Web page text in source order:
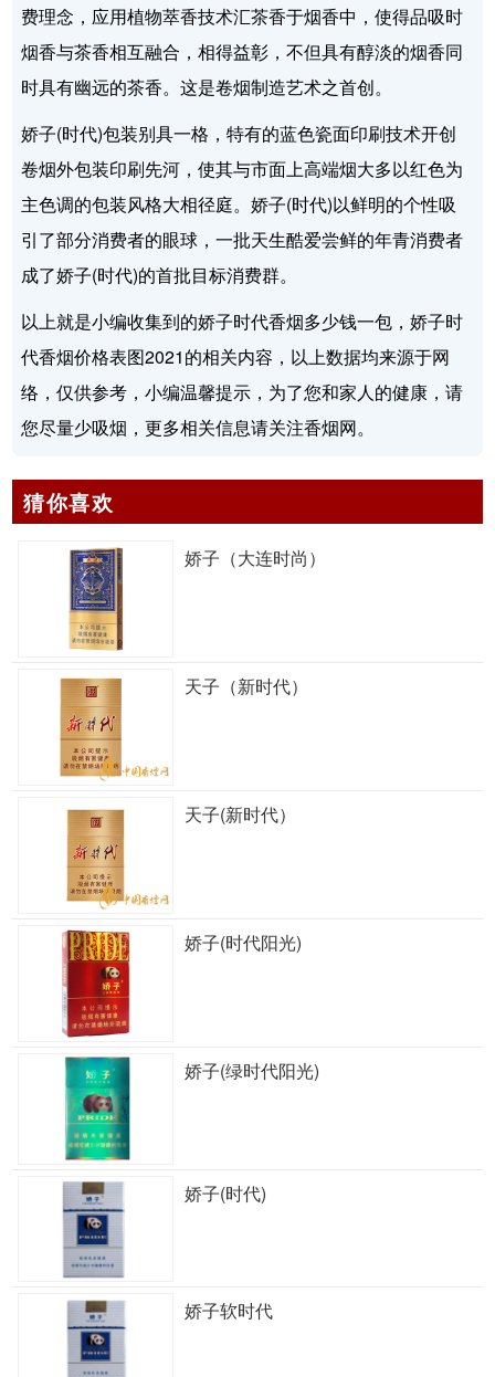
费理念，应用植物萃香技术汇茶香于烟香中，使得品吸时
烟香与茶香相互融合，相得益彰，不但具有醇淡的烟香同
时具有幽远的茶香。这是卷烟制造艺术之首创。
娇子(时代)包装别具一格，特有的蓝色瓷面印刷技术开创
卷烟外包装印刷先河，使其与市面上高端烟大多以红色为
主色调的包装风格大相径庭。娇子(时代)以鲜明的个性吸
引了部分消费者的眼球，一批天生酷爱尝鲜的年青消费者
成了娇子(时代)的首批目标消费群。
以上就是小编收集到的娇子时代香烟多少钱一包，娇子时
代香烟价格表图2021的相关内容，以上数据均来源于网
络，仅供参考，小编温馨提示，为了您和家人的健康，请
您尽量少吸烟，更多相关信息请关注香烟网。
猜你喜欢
娇子（大连时尚）
天子（新时代）
天子(新时代）
娇子(时代阳光)
娇子(绿时代阳光)
娇子(时代)
娇子软时代